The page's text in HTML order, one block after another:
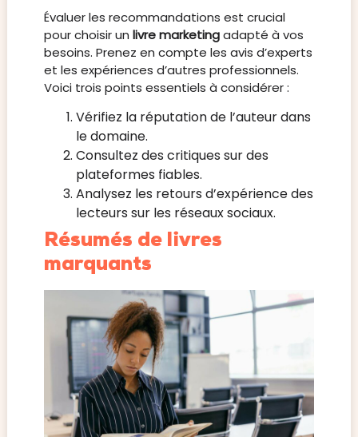
Évaluer les recommandations est crucial
pour choisir un livre marketingadapté à vos
besoins. Prenez en compte les avis d’experts
et les expériences d’autres professionnels.
Voici trois points essentiels à considérer :
Vérifiez la réputation de l’auteur dans
le domaine.
Consultez des critiques sur des
plateformes fiables.
Analysez les retours d’expérience des
lecteurs sur les réseaux sociaux.
Résumés de livres
marquants